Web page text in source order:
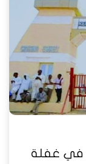
في غفلة